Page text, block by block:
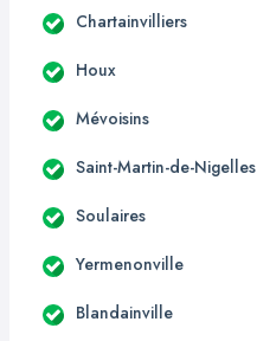
Chartainvilliers
Houx
Mévoisins
Saint-Martin-de-Nigelles
Soulaires
Yermenonville
Blandainville